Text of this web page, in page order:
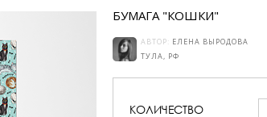
БУМАГА "КОШКИ"
АВТОР: ЕЛЕНА ВЫРОДОВА
ТУЛА, РФ
КОЛИЧЕСТВО